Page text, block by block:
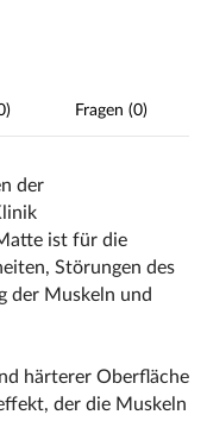
Fragen (0)
der
ist für die
Störungen des
der Muskeln und
härterer Oberfläche
der die Muskeln